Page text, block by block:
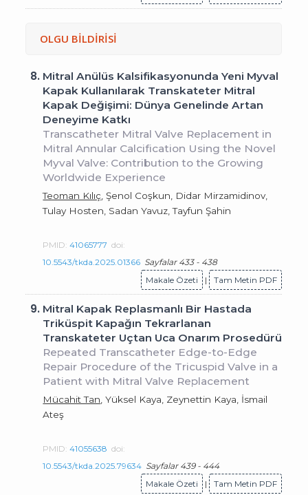
OLGU BİLDİRİSİ
8. Mitral Anülüs Kalsifikasyonunda Yeni Myval
Kapak Kullanılarak Transkateter Mitral
Kapak Değişimi: Dünya Genelinde Artan
Deneyime Katkı
Transcatheter Mitral Valve Replacement in
Mitral Annular Calcification Using the Novel
Myval Valve: Contribution to the Growing
Worldwide Experience
Teoman Kılıç , Şenol Coşkun, Didar Mirzamidinov,
Tulay Hosten, Sadan Yavuz, Tayfun Şahin
PMID:41065777 doi:
10.5543/tkda.2025.01366 Sayfalar 433 - 438
Makale Özeti
| Tam Metin PDF
9. Mitral Kapak Replasmanlı Bir Hastada
Triküspit Kapağın Tekrarlanan
Transkateter Uçtan Uca Onarım Prosedürü
Repeated Transcatheter Edge-to-Edge
Repair Procedure of the Tricuspid Valve in a
Patient with Mitral Valve Replacement
Mücahit Tan , Yüksel Kaya, Zeynettin Kaya, İsmail
Ateş
PMID:41055638 doi:
10.5543/tkda.2025.79634 Sayfalar 439 - 444
Makale Özeti
| Tam Metin PDF